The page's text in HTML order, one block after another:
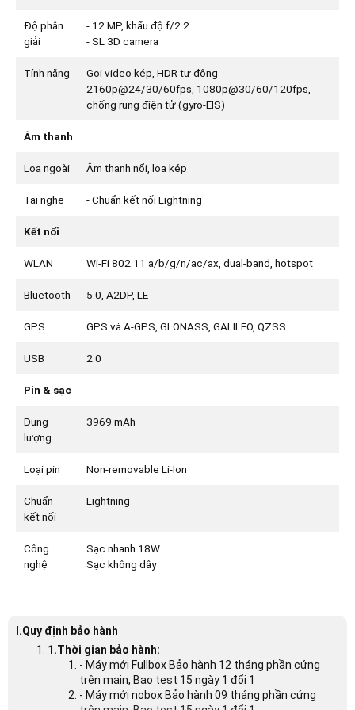
Độ phân
giải
- 12 MP, khẩu độ f/2.2
- SL 3D camera
Tính năng
Gọi video kép, HDR tự động
2160p@24/30/60fps, 1080p@30/60/120fps,
chống rung điện tử (gyro-EIS)
Âm thanh
Loa ngoài Âm thanh nổi, loa kép
Tai nghe - Chuẩn kết nối Lightning
Kết nối
WLAN Wi-Fi 802.11 a/b/g/n/ac/ax, dual-band, hotspot
Bluetooth 5.0, A2DP, LE
GPS GPS và A-GPS, GLONASS, GALILEO, QZSS
USB 2.0
Pin & sạc
Dung
lượng
3969 mAh
Loại pin Non-removable Li-Ion
Chuẩn
kết nối
Lightning
Công
nghệ
Sạc nhanh 18W
Sạc không dây
I.Quy định bảo hành
1.Thời gian bảo hành:
- Máy mới Fullbox Bảo hành 12 tháng phần cứng
trên main, Bao test 15 ngày 1 đổi 1
- Máy mới nobox Bảo hành 09 tháng phần cứng